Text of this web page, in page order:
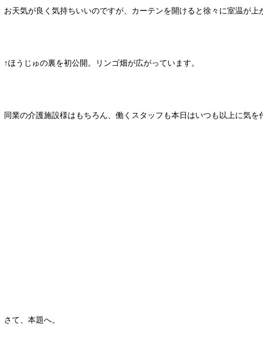
お天気が良く気持ちいいのですが、カーテンを開けると徐々に室温が上
↑ほうじゅの裏を初公開。リンゴ畑が広がっています。
同業の介護施設様はもちろん、働くスタッフも本日はいつも以上に気を
さて、本題へ。